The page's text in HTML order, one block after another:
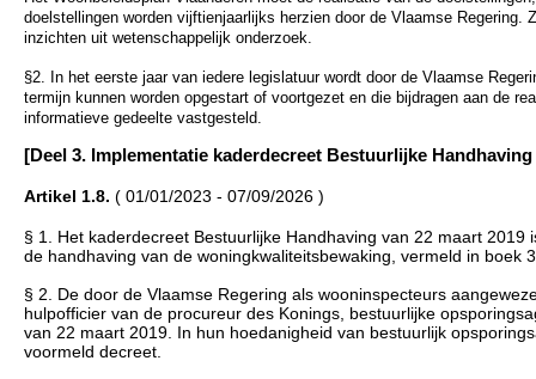
doelstellingen worden vijftienjaarlijks herzien door de Vlaamse
inzichten uit wetenschappelijk onderzoek.
§2. In het eerste jaar van iedere legislatuur wordt door de Vlaamse
termijn kunnen worden opgestart of voortgezet en die bijdragen aan de
informatieve gedeelte vastgesteld.
[Deel 3. Implementatie kaderdecreet Bestuurlijke Handhaving
Artikel 1.8. ( 01/01/2023 - 07/09/2026 )
§ 1. Het kaderdecreet Bestuurlijke Handhaving van 22 maart
de handhaving van de woningkwaliteitsbewaking, vermeld in boek
§ 2. De door de Vlaamse Regering als wooninspecteurs
hulpofficier van de procureur des Konings, bestuurlijke
van 22 maart 2019. In hun hoedanigheid van bestuurlijk
voormeld decreet.